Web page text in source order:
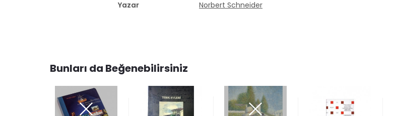
Yazar Norbert Schneider
Bunları da Beğenebilirsiniz